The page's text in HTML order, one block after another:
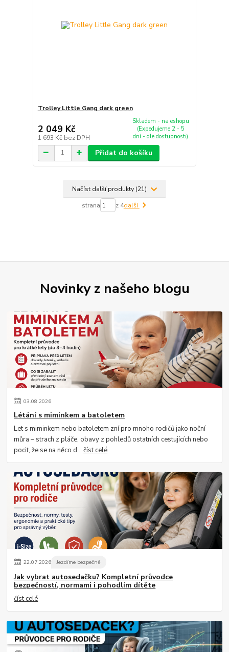
Trolley Little Gang dark green
2 049 Kč
1 693 Kč bez DPH
Skladem - na eshopu
(Expedujeme 2 - 5
dní - dle dostupnosti)
Přidat do košíku
Načíst další produkty (21)
strana z 4další
Novinky z našeho blogu
03.08.2026
Létání s miminkem a batoletem
Let s miminkem nebo batoletem zní pro mnoho rodičů jako noční
můra – strach z pláče, obavy z pohledů ostatních cestujících nebo
pocit, že se na něco d...číst celé
22.07.2026 Jezdíme bezpečně
Jak vybrat autosedačku? Kompletní průvodce
bezpečností, normami i pohodlím dítěte
číst celé